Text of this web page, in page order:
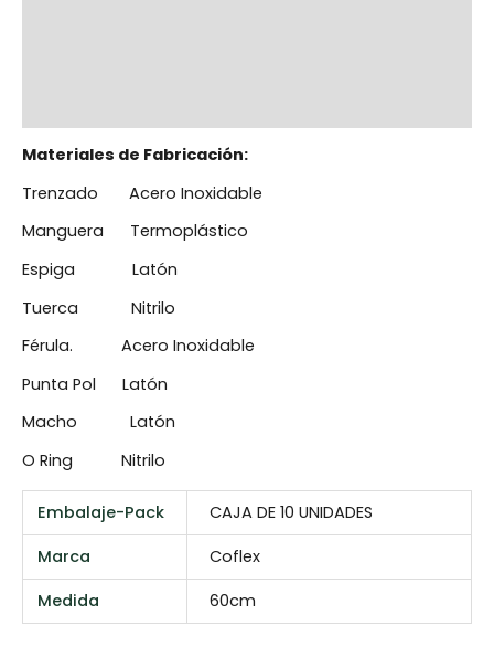
Materiales de Fabricación:
Trenzado Acero Inoxidable
Manguera Termoplástico
Espiga Latón
Tuerca Nitrilo
Férula. Acero Inoxidable
Punta Pol Latón
Macho Latón
O Ring Nitrilo
Embalaje-Pack
CAJA DE 10 UNIDADES
Marca
Coflex
Medida
60cm